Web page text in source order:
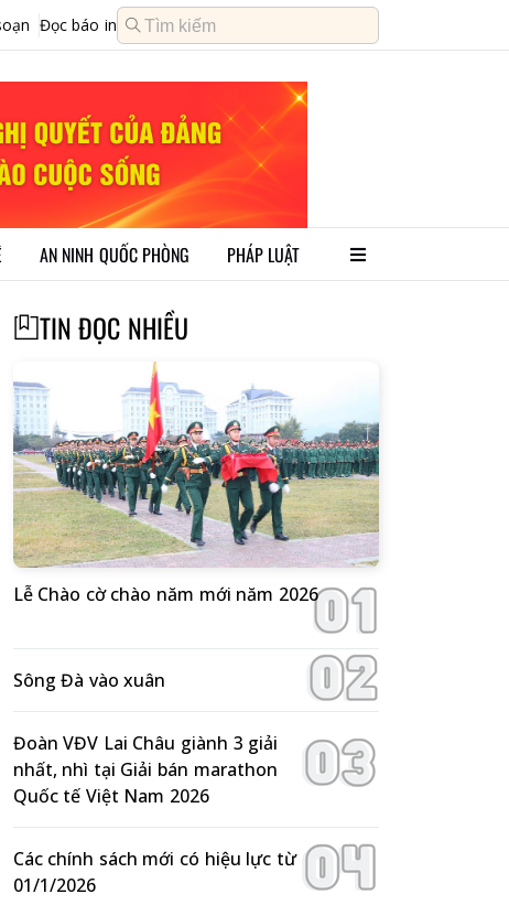
Đọc báo in
AN NINH QUỐC PHÒNG PHÁP LUẬT
TIN ĐỌC NHIỀU
Lễ Chào cờ chào năm mới năm 2026
Sông Đà vào xuân
Đoàn VĐV Lai Châu giành 3 giải
nhất, nhì tại Giải bán marathon
Quốc tế Việt Nam 2026
Các chính sách mới có hiệu lực từ
01/1/2026